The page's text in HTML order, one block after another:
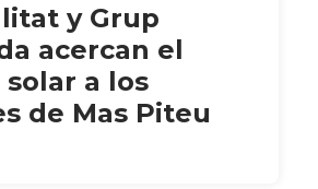
y Grup
acercan el
a los
de Mas Piteu